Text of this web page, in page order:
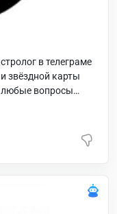
в телеграме
звёздной карты
любые вопросы
последние
и
совершенного